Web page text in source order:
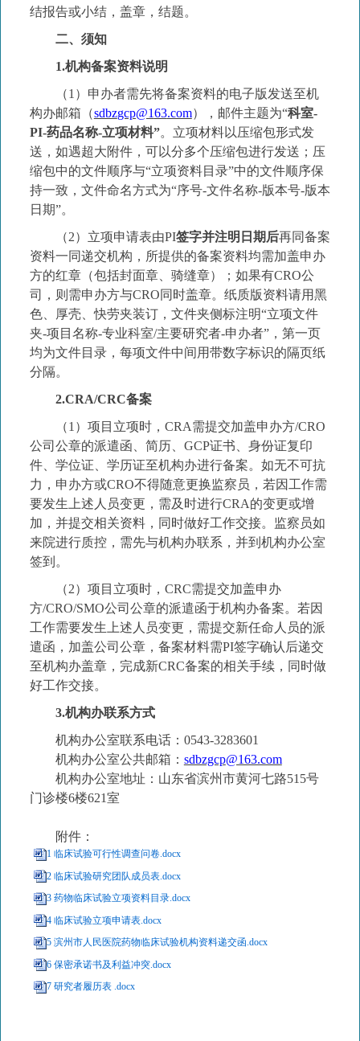
结报告或小结，盖章，结题。
二、须知
1.机构备案资料说明
（1 ）申办者需先将备案资料的电子版发送至机
构办邮箱（sdbzgcp@163.com） ， 邮件主题为“科室-
PI-药品名称-立项材料”。立项材料以压缩包形式发
送，如遇超大附件，可以分多个压缩包进行发送；压
缩包中的文件顺序与“立项资料目录”中的文件顺序保
持一致，文件命名方式为“序号-文件名称-版本号-版本
日期”。
（2）立项申请表由PI签字并注明日期后再同备案
资料一同递交机构 ， 所提供的备案资料均需加盖申办
方的红章（包括封面章、骑缝章）
； 如果有CRO公
司，则需申办方与CRO同时盖章。纸质版资料请用黑
色、厚壳、快劳夹装订，文件夹侧标注明“立项文件
夹-项目名称-专业科室/主要研究者-申办者”，第一页
均为文件目录，每项文件中间用带数字标识的隔页纸
分隔。
2.CRA/CRC备案
（1 ） 项目立项时， CRA需提交加盖申办方/CRO
公司公章的派遣函、简历、 GCP证书、身份证复印
件、学位证、学历证至机构办进行备案。如无不可抗
力，申办方或CRO不得随意更换监察员 ， 若因工作需
要发生上述人员变更，需及时进行CRA的变更或增
加，并提交相关资料，同时做好工作交接。监察员如
来院进行质控，需先与机构办联系，并到机构办公室
签到。
（2） 项目立项时， CRC需提交加盖申办
方/CRO/SMO公司公章的派遣函于机构办备案。若因
工作需要发生上述人员变更，需提交新任命人员的派
遣函，加盖公司公章， 备案材料需PI签字确认后递交
至机构办盖章，完成新CRC备案的相关手续， 同时做
好工作交接。
3.机构办联系方式
机构办公室联系电话： 0543-3283601
机构办公室公共邮箱： sdbzgcp@163.com
机构办公室地址：山东省滨州市黄河七路515号
门诊楼6楼621室
附件：
1 临床试验可行性调查问卷.docx
2 临床试验研究团队成员表.docx
3 药物临床试验立项资料目录.docx
4 临床试验立项申请表.docx
5 滨州市人民医院药物临床试验机构资料递交函.docx
6 保密承诺书及利益冲突.docx
7 研究者履历表 .docx